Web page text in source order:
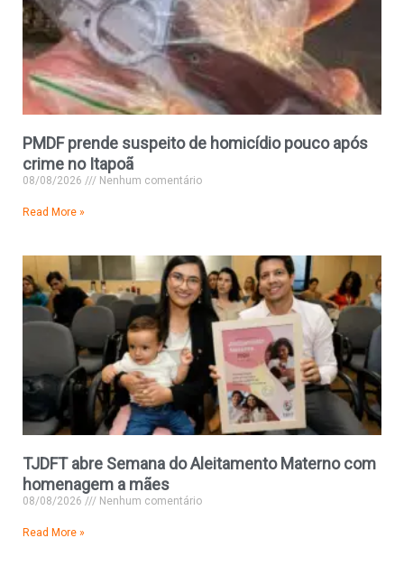
PMDF prende suspeito de homicídio pouco após
crime no Itapoã
08/08/2026 Nenhum comentário
Read More »
TJDFT abre Semana do Aleitamento Materno com
homenagem a mães
08/08/2026 Nenhum comentário
Read More »